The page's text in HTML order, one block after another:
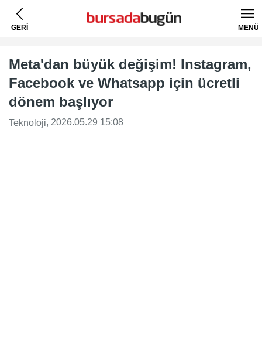
GERİ MENÜ
Meta'dan büyük değişim! Instagram,
Facebook ve Whatsapp için ücretli
dönem başlıyor
Teknoloji, 2026.05.29 15:08